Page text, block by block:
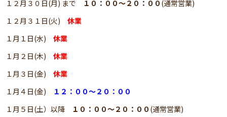
１２月３０日(月) まで
１０：００～２０：００ (通常営業)
１２月３１日(火)休業
１月１日(水)休業
１月２日(木)休業
１月３日(金)休業
１月４日(金)
１２：００～２０：００
１月５日(土）以降
１０：００～２０：００ (通常営業)